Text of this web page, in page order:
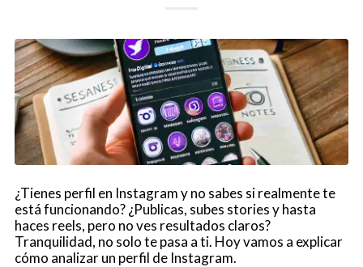
¿Tienes perfil en Instagram y no sabes si realmente te
está funcionando? ¿Publicas, subes stories y hasta
haces reels, pero no ves resultados claros?
Tranquilidad, no solo te pasa a ti. Hoy vamos a explicar
cómo analizar un perfil de Instagram.